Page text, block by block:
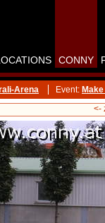
CONNY
Arena Event:
<-